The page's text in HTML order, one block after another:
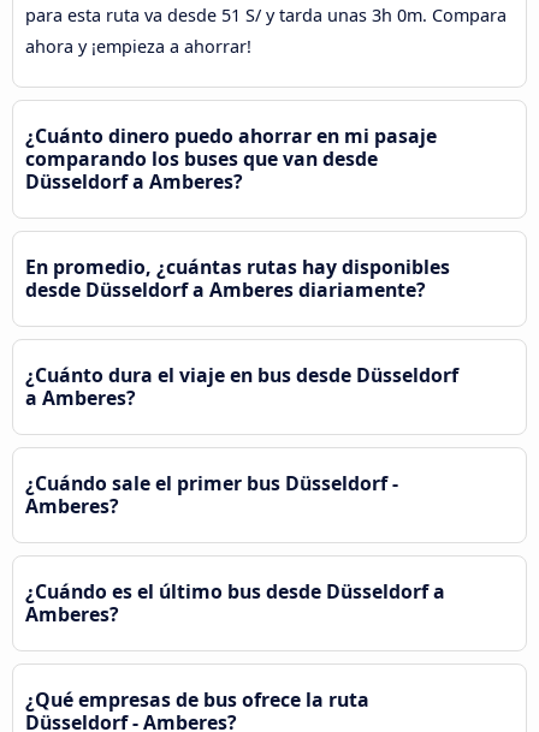
para esta ruta va desde 51 S/ y tarda unas 3h 0m. Compara
ahora y ¡empieza a ahorrar!
¿Cuánto dinero puedo ahorrar en mi pasaje
comparando los buses que van desde
Düsseldorf a Amberes?
En promedio, ¿cuántas rutas hay disponibles
desde Düsseldorf a Amberes diariamente?
¿Cuánto dura el viaje en bus desde Düsseldorf
a Amberes?
¿Cuándo sale el primer bus Düsseldorf -
Amberes?
¿Cuándo es el último bus desde Düsseldorf a
Amberes?
¿Qué empresas de bus ofrece la ruta
Düsseldorf - Amberes?